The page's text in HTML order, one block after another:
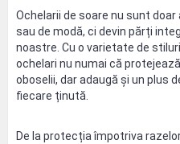
Ochelarii de soare nu sunt
sau de modă, ci devin părți
noastre. Cu o varietate de
ochelari nu numai că
oboselii, dar adaugă și un plus
fiecare ținută.
De la protecția împotriva